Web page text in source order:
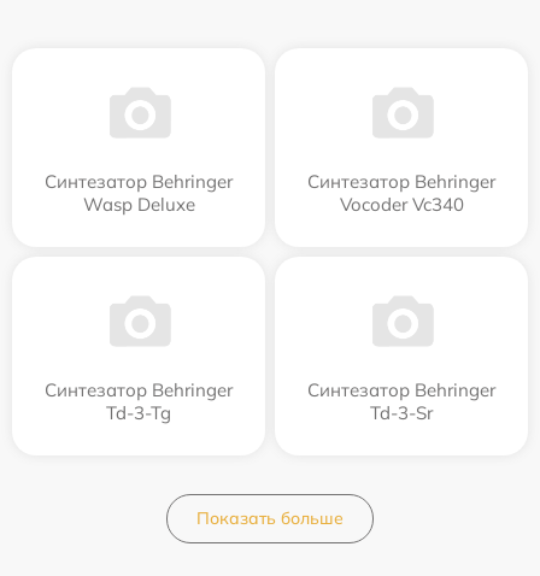
Синтезатор Behringer
Wasp Deluxe
Синтезатор Behringer
Vocoder Vc340
Синтезатор Behringer
Td-3-Tg
Синтезатор Behringer
Td-3-Sr
Показать больше